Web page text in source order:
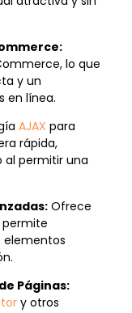
lo que
y un
en línea.
AJAX para
rápida,
al permitir una
Ofrece
permite
elementos
Páginas:
y otros